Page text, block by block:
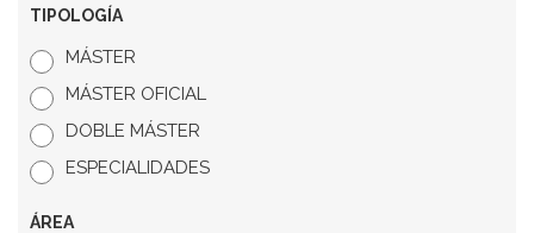
TIPOLOGÍA
MÁSTER
MÁSTER OFICIAL
DOBLE MÁSTER
ESPECIALIDADES
ÁREA